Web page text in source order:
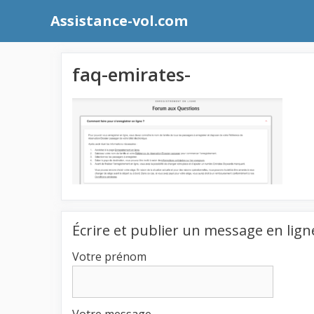
contenu
Assistance-vol.com
faq-emirates-
Écrire et publier un message en
Votre prénom